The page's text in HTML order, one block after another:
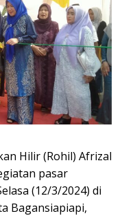
Hilir (Rohil) Afrizal
pasar
(12/3/2024) di
Bagansiapiapi,